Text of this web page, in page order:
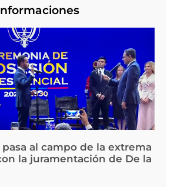
al campo de la extrema
la juramentación de De la